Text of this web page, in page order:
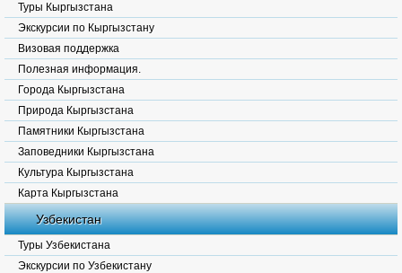
Туры Кыргызстана
Экскурсии по Кыргызстану
Визовая поддержка
Полезная информация.
Города Кыргызстана
Природа Кыргызстана
Памятники Кыргызстана
Заповедники Кыргызстана
Культура Кыргызстана
Карта Кыргызстана
Узбекистан
Туры Узбекистана
Экскурсии по Узбекистану